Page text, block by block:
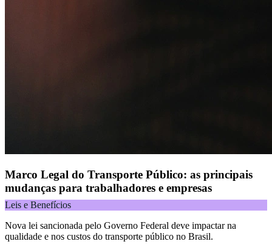
Marco Legal do Transporte Público: as principais
mudanças para trabalhadores e empresas
Leis e Benefícios
Nova lei sancionada pelo Governo Federal deve impactar na
qualidade e nos custos do transporte público no Brasil.